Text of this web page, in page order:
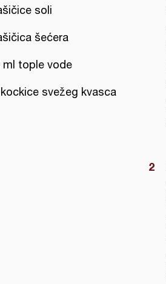
soli
šećera
ml tople vode
svežeg kvasca